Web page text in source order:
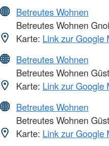
Betreutes Wohnen
Betreutes Wohnen
Karte: Link zur Google
Betreutes Wohnen
Betreutes Wohnen
Karte: Link zur Google
Betreutes Wohnen
Betreutes Wohnen
Karte: Link zur Google